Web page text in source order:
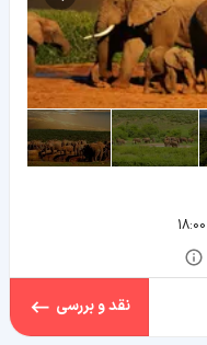
نقد و بررسی